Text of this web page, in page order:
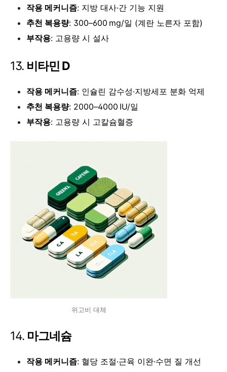
작용 메커니즘: 지방 대사·간 기능 지원
추천 복용량: 300–600 mg/일 (계란 노른자 포함)
부작용: 고용량 시 설사
13. 비타민 D
작용 메커니즘: 인슐린 감수성·지방세포 분화 억제
추천 복용량: 2000–4000 IU/일
부작용: 고용량 시 고칼슘혈증
위고비 대체
14. 마그네슘
작용 메커니즘: 혈당 조절·근육 이완·수면 질 개선